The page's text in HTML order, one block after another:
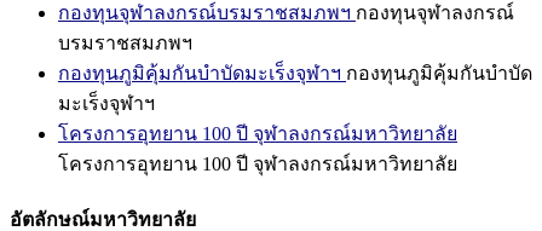
กองทุนจุฬาลงกรณ์บรมราชสมภพฯ กองทุนจุฬาลงกรณ์
บรมราชสมภพฯ
กองทุนภูมิคุ้มกันบำบัดมะเร็งจุฬาฯ กองทุนภูมิคุ้มกันบำบัด
มะเร็งจุฬาฯ
โครงการอุทยาน 100 ปี จุฬาลงกรณ์มหาวิทยาลัย
โครงการอุทยาน 100 ปี จุฬาลงกรณ์มหาวิทยาลัย
อัตลักษณ์มหาวิทยาลัย